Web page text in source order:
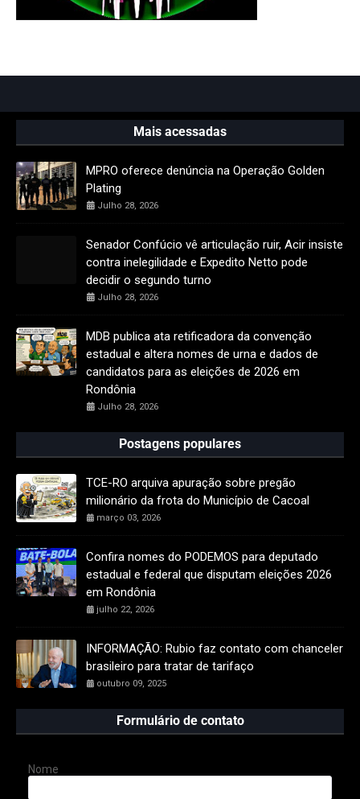
Mais acessadas
MPRO oferece denúncia na Operação Golden
Plating
Julho 28, 2026
Senador Confúcio vê articulação ruir, Acir insiste
contra inelegilidade e Expedito Netto pode
decidir o segundo turno
Julho 28, 2026
MDB publica ata retificadora da convenção
estadual e altera nomes de urna e dados de
candidatos para as eleições de 2026 em
Rondônia
Julho 28, 2026
Postagens populares
TCE-RO arquiva apuração sobre pregão
milionário da frota do Município de Cacoal
março 03, 2026
Confira nomes do PODEMOS para deputado
estadual e federal que disputam eleições 2026
em Rondônia
julho 22, 2026
INFORMAÇÃO: Rubio faz contato com chanceler
brasileiro para tratar de tarifaço
outubro 09, 2025
Formulário de contato
Nome